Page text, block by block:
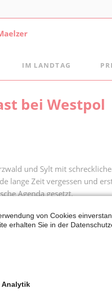
IM LANDTAG
Die Landtagsfraktion
bei Westpol
und Sylt mit
lange Zeit vergessen und
Agenda gesetzt.
und in der Folge
der Kinder gar
haben traumatische
von Cookies
erhalten Sie in der
Analytik